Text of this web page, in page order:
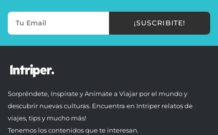
¡SUSCRIBITE!
Sorpréndete, Inspírate y Anímate a Viajar por el mundo y
descubrir nuevas culturas. Encuentra en Intriper relatos de
viajes, tips y mucho más!
Tenemos los contenidos que te interesan.